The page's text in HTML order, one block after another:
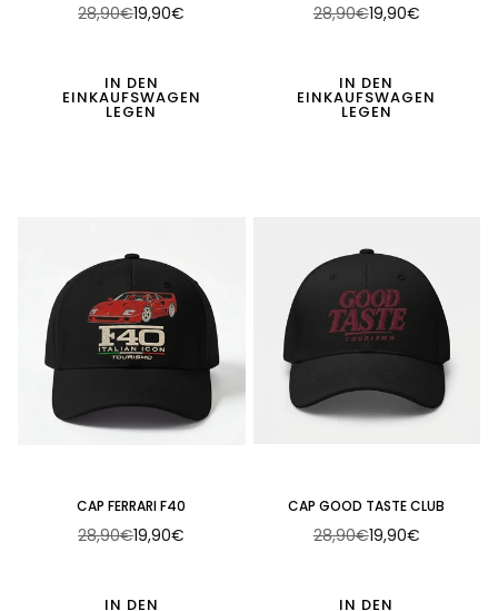
Normaler
28,90€19,90€
IN DEN
EINKAUFSWAGEN
LEGEN
Normaler
28,90€19,90€
IN DEN
EINKAUFSWAGEN
LEGEN
CAP FERRARI F40
Normaler
28,90€19,90€
IN DEN
CAP GOOD TASTE CLUB
Normaler
28,90€19,90€
IN DEN